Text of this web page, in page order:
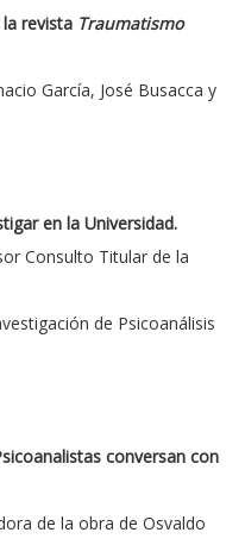
revista Traumatismo
García, José Busacca y
en la Universidad.
Consulto Titular de la
de Psicoanálisis
conversan con
de la obra de Osvaldo